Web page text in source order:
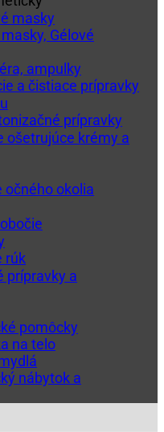
masky
Gélové
ampulky
a čistiace prípravky
prípravky
ošetrujúce krémy a
očného okolia
rúk
prípravky a
pomôcky
na telo
nábytok a